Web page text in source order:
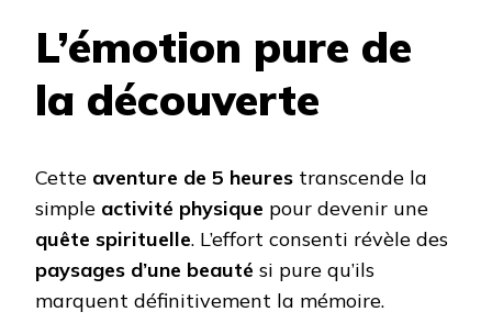
L’émotion pure de
la découverte
Cette aventure de 5 heures transcende la
simple activité physique pour devenir une
quête spirituelle. L’effort consenti révèle des
paysages d’une beauté si pure qu’ils
marquent définitivement la mémoire.